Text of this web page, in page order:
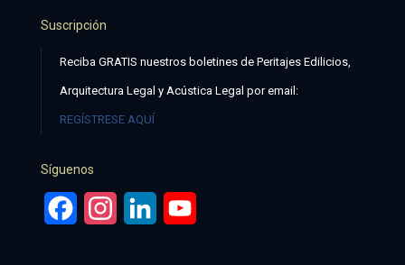
Suscripción
Reciba GRATIS nuestros boletines de Peritajes Edilicios,
Arquitectura Legal y Acústica Legal por email:
REGÍSTRESE AQUÍ
Síguenos
FacebookInstagramLinkedIn